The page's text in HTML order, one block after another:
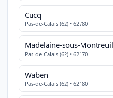
Cucq
Pas-de-Calais (62) • 62780
Madelaine-sous-Montreuil
Pas-de-Calais (62) • 62170
Waben
Pas-de-Calais (62) • 62180